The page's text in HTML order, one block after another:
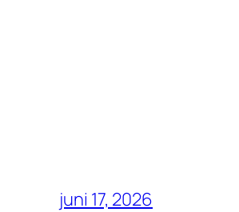
juni 17, 2026